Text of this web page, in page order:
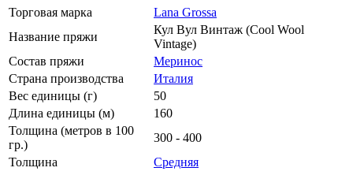
Торговая марка
Lana Grossa
Название пряжи
Кул Вул Винтаж (Cool Wool
Vintage)
Состав пряжи
Меринос
Страна производства
Италия
Вес единицы (г)
50
Длина единицы (м)
160
Толщина (метров в 100
гр.)
300 - 400
Толщина
Средняя